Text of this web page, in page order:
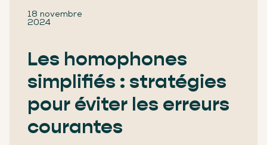
18 novembre
2024
Les homophones
simplifiés : stratégies
pour éviter les erreurs
courantes